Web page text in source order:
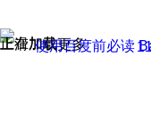
正在加载
上滑加载更多
使用百度前必读京